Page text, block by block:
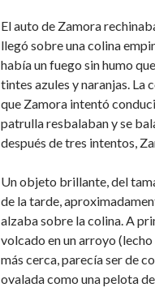
El auto de Zamora
llegó sobre una colina
había un fuego sin humo
tintes azules y naranjas. La
que Zamora intentó
patrulla resbalaban y se
después de tres intentos,
Un objeto brillante, del
de la tarde,
alzaba sobre la colina. A
volcado en un arroyo
más cerca, parecía ser de
ovalada como una pelota